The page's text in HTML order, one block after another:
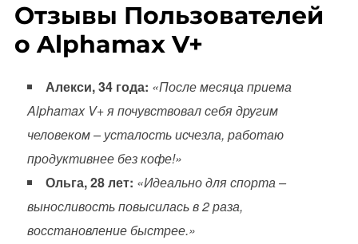
Отзывы Пользователей
о Alphamax V+
Алекси, 34 года: «После месяца приема
Alphamax V+ я почувствовал себя другим
человеком – усталость исчезла, работаю
продуктивнее без кофе!»
Ольга, 28 лет: «Идеально для спорта –
выносливость повысилась в 2 раза,
восстановление быстрее.»